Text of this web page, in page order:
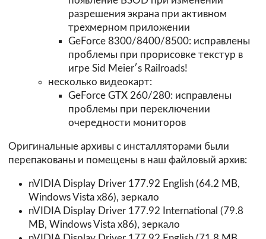
разрешения экрана при активном
трехмерном приложении
GeForce 8300/8400/8500: исправлены
проблемы при прорисовке текстур в
игре Sid Meierʹs Railroads!
несколько видеокарт:
GeForce GTX 260/280: исправлены
проблемы при переключении
очередности мониторов
Оригинальные архивы с инсталляторами были
перепакованы и помещены в наш файловый архив:
nVIDIA Display Driver 177.92 English (64.2 MB,
Windows Vista x86), зеркало
nVIDIA Display Driver 177.92 International (79.8
MB, Windows Vista x86), зеркало